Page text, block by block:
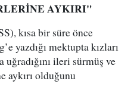
AYKIRI"
kısa bir süre önce
yazdığı mektupta kızları
ileri sürmüş ve
aykırı olduğunu